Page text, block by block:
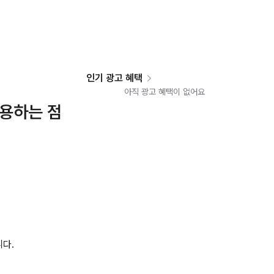
하는 점
다.
인기 광고 혜택
아직 광고 혜택이 없어요